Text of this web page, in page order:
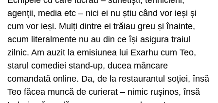
agenții, media etc – nici ei nu știu când vor ieși și
cum vor ieși. Mulți dintre ei trăiau greu și înainte,
acum literalmente nu au din ce își asigura traiul
zilnic. Am auzit la emisiunea lui Exarhu cum Teo,
starul comediei stand-up, ducea mâncare
comandată online. Da, de la restaurantul soției, însă
Teo făcea muncă de curierat – nimic rușinos, însă